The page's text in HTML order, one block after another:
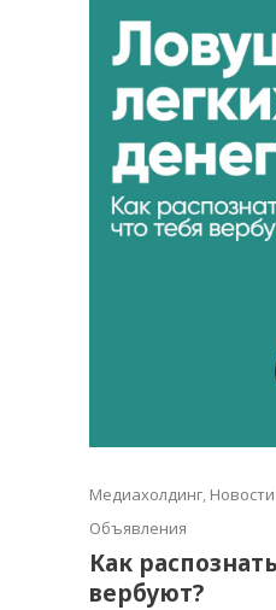
Медиахолдинг,
Объявления
Как
вербуют?